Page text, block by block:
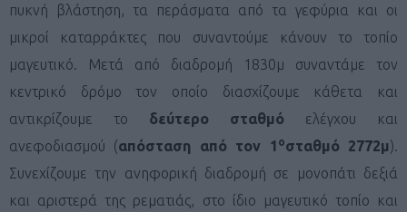
πυκνή βλάστηση, τα περάσματα από τα γεφύρια και οι
μικροί καταρράκτες που συναντούμε κάνουν το τοπίο
μαγευτικό. Μετά από διαδρομή 1830μ συναντάμε τον
κεντρικό δρόμο τον οποίο διασχίζουμε κάθετα και
αντικρίζουμε το δεύτερο σταθμό ελέγχου και
ανεφοδιασμού (απόσταση από τον 1 οσταθμό 2772μ).
Συνεχίζουμε την ανηφορική διαδρομή σε μονοπάτι δεξιά
και αριστερά της ρεματιάς, στο ίδιο μαγευτικό τοπίο και